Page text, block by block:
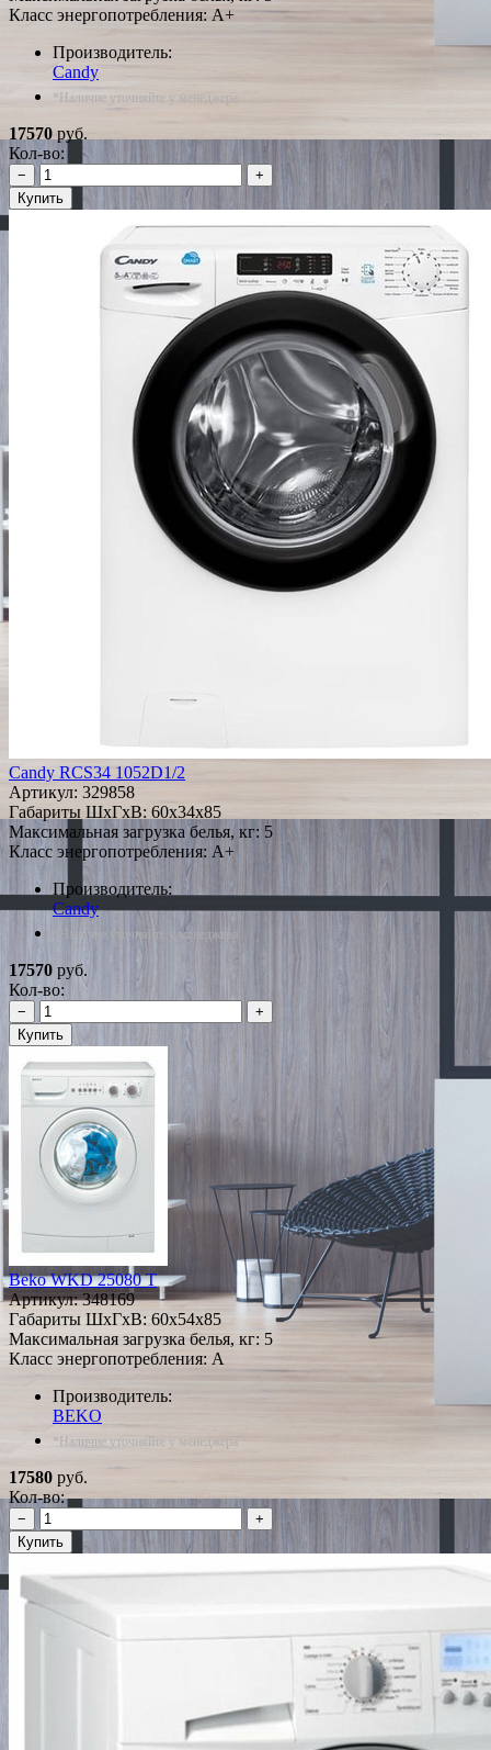
Класс энергопотребления: A+
Производитель:
Candy
*Наличие уточняйте у менеджера
17570 руб.
Кол-во:
−
+
Купить
Candy RCS34 1052D1/2
Артикул: 329858
Габариты ШxГxВ: 60x34x85
Максимальная загрузка белья, кг: 5
Класс энергопотребления: A+
Производитель:
Candy
*Наличие уточняйте у менеджера
17570 руб.
Кол-во:
−
+
Купить
Beko WKD 25080 T
Артикул:348169
Габариты ШxГxВ: 60x54x85
Максимальная загрузка белья, кг: 5
Класс энергопотребления: A
Производитель:
BEKO
*Наличие уточняйте у менеджера
17580 руб.
Кол-во:
−
+
Купить